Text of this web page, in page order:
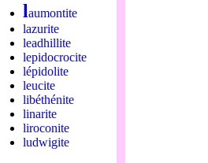
laumontite
lazurite
leadhillite
lepidocrocite
lépidolite
leucite
libéthénite
linarite
liroconite
ludwigite